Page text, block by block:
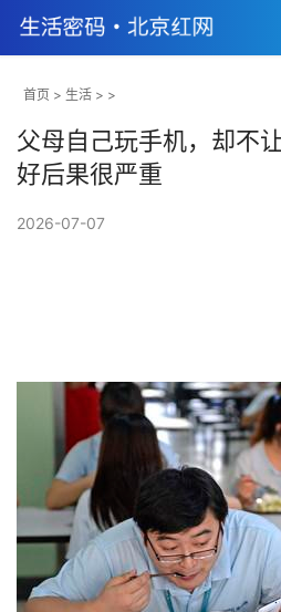
首页 > 生活 > >
父母自己玩手机，却不
好后果很严重
2026-07-07